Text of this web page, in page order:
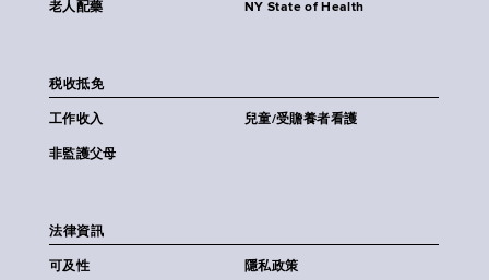
老人配藥 NY State of Health
税收抵免
工作收入 兒童/受贍養者看護
非監護父母
法律資訊
可及性 隱私政策